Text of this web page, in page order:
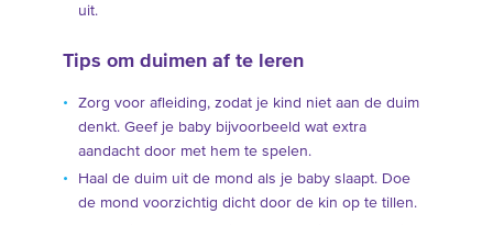
uit.
Tips om duimen af te leren
Zorg voor afleiding, zodat je kind niet aan de duim
denkt. Geef je baby bijvoorbeeld wat extra
aandacht door met hem te spelen.
Haal de duim uit de mond als je baby slaapt. Doe
de mond voorzichtig dicht door de kin op te tillen.